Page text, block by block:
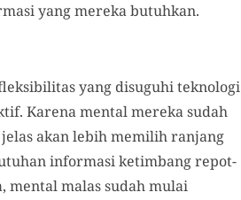
yang mereka butuhkan.
yang disuguhi teknologi
Karena mental mereka sudah
akan lebih memilih ranjang
informasi ketimbang repot-
mental malas sudah mulai